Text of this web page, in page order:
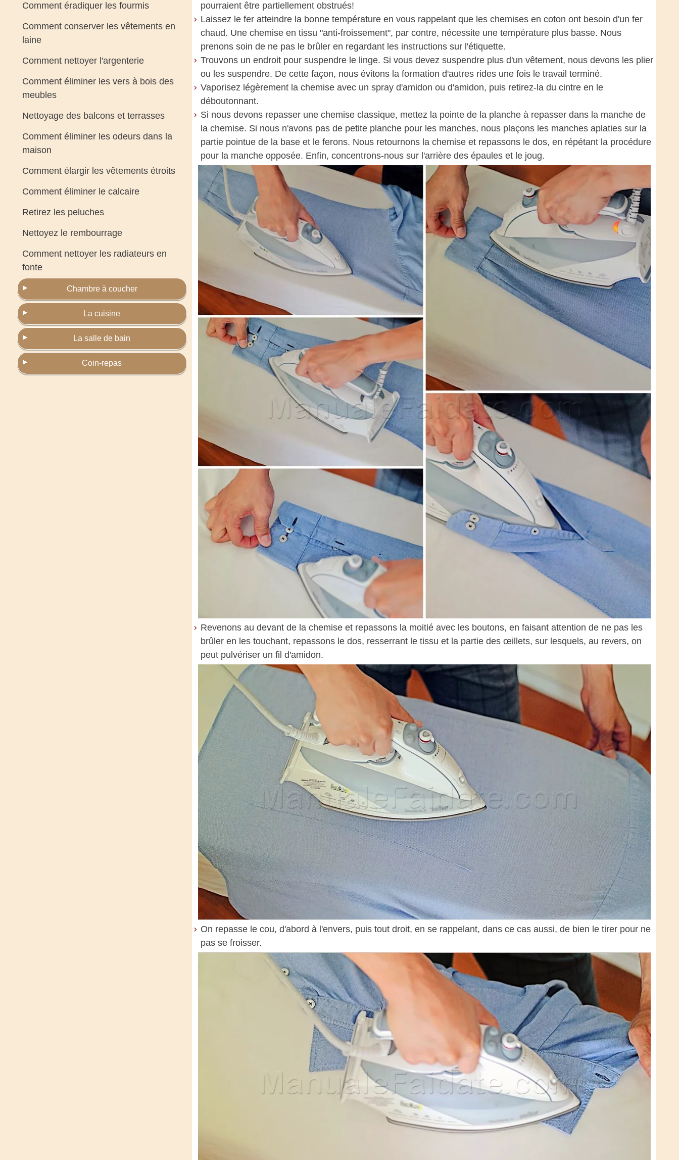
Comment éradiquer les fourmis
Comment conserver les vêtements en
laine
Comment nettoyer l'argenterie
Comment éliminer les vers à bois des
meubles
Nettoyage des balcons et terrasses
Comment éliminer les odeurs dans la
maison
Comment élargir les vêtements étroits
Comment éliminer le calcaire
Retirez les peluches
Nettoyez le rembourrage
Comment nettoyer les radiateurs en
fonte
Chambre à coucher
La cuisine
La salle de bain
Coin-repas
pourraient être partiellement obstrués!
Laissez le fer atteindre la bonne température en vous rappelant que les chemises en coton ont besoin d'un fer
chaud. Une chemise en tissu "anti-froissement", par contre, nécessite une température plus basse. Nous
prenons soin de ne pas le brûler en regardant les instructions sur l'étiquette.
Trouvons un endroit pour suspendre le linge. Si vous devez suspendre plus d'un vêtement, nous devons les plier
ou les suspendre. De cette façon, nous évitons la formation d'autres rides une fois le travail terminé.
Vaporisez légèrement la chemise avec un spray d'amidon ou d'amidon, puis retirez-la du cintre en le
déboutonnant.
Si nous devons repasser une chemise classique, mettez la pointe de la planche à repasser dans la manche de
la chemise. Si nous n'avons pas de petite planche pour les manches, nous plaçons les manches aplaties sur la
partie pointue de la base et le ferons. Nous retournons la chemise et repassons le dos, en répétant la procédure
pour la manche opposée. Enfin, concentrons-nous sur l'arrière des épaules et le joug.
Revenons au devant de la chemise et repassons la moitié avec les boutons, en faisant attention de ne pas les
brûler en les touchant, repassons le dos, resserrant le tissu et la partie des œillets, sur lesquels, au revers, on
peut pulvériser un fil d'amidon.
On repasse le cou, d'abord à l'envers, puis tout droit, en se rappelant, dans ce cas aussi, de bien le tirer pour ne
pas se froisser.